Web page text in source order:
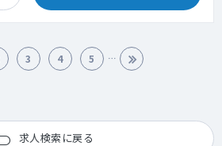
3 4 5
求人検索に戻る